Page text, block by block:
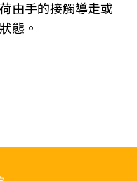
由手的接觸導走或
態。